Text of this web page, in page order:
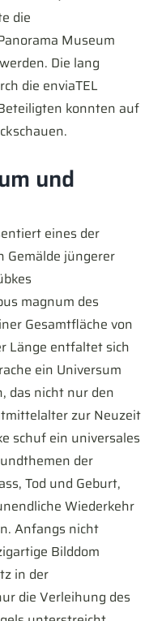
die
Museum
Die lang
die enviaTEL
konnten auf
und
eines der
jüngerer
magnum des
Gesamtfläche von
Länge entfaltet sich
ein Universum
das nicht nur den
zur Neuzeit
schuf ein universales
der
Tod und Geburt,
Wiederkehr
Anfangs nicht
Bilddom
in der
die Verleihung des